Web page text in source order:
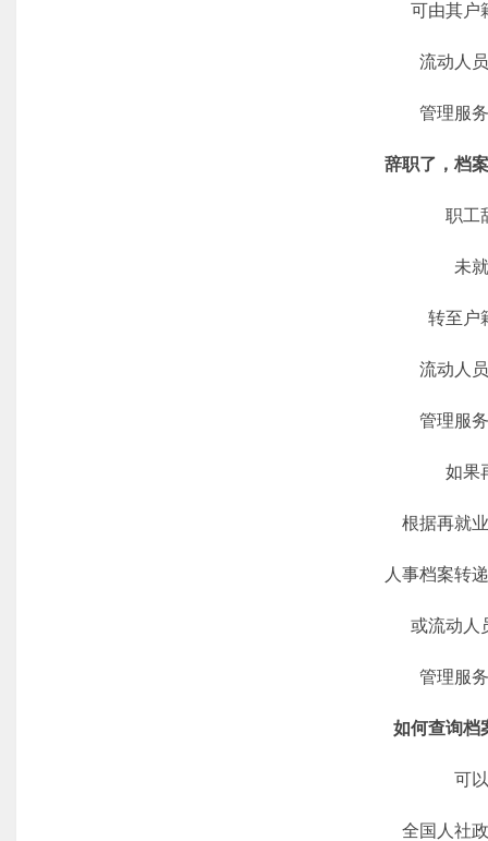
可由其户
流动人员
管理服务
辞职了，档
职工
未就
转至户
流动人员
管理服务
如果
根据再就业
人事档案转递
或流动人
管理服务
如何查询档
可以
全国人社政